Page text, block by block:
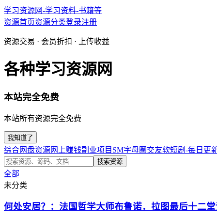
学习资源网-学习资料-书籍等
资源首页资源分类登录注册
资源交易 · 会员折扣 · 上传收益
各种学习资源网
本站完全免费
本站所有资源完全免费
我知道了
综合网盘资源 网上赚钱副业项目 SM字母圈交友软短剧-每日更
搜索资源
全部
未分类
何处安居？：法国哲学大师布鲁诺．拉图最后十二